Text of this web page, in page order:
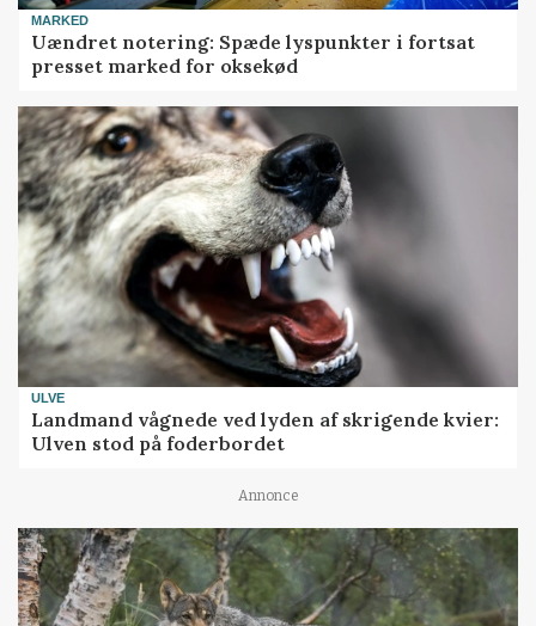
MARKED
Uændret notering: Spæde lyspunkter i fortsat
presset marked for oksekød
ULVE
Landmand vågnede ved lyden af skrigende kvier:
Ulven stod på foderbordet
Annonce